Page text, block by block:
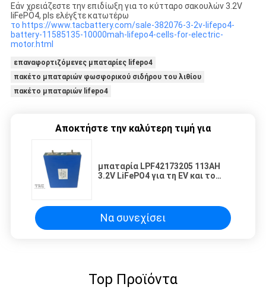
Εάν χρειάζεστε την επιδίωξη για το κύτταρο σακουλών 3.2V
liFePO4, pls ελέγξτε κατωτέρω
το https://www.tacbattery.com/sale-382076-3-2v-lifepo4-
battery-11585135-10000mah-lifepo4-cells-for-electric-
motor.html
επαναφορτιζόμενες μπαταρίες lifepo4
πακέτο μπαταριών φωσφορικού σιδήρου του λιθίου
πακέτο μπαταριών lifepo4
Αποκτήστε την καλύτερη τιμή για
μπαταρία LPF42173205 113AH
3.2V LiFePO4 για τη EV και το
Να συνεχίσει
Top Προϊόντα